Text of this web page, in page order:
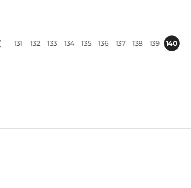
131 132 133 134 135 136 137 138 139 140